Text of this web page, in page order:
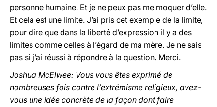
personne humaine. Et je ne peux pas me moquer d’elle.
Et cela est une limite. J’ai pris cet exemple de la limite,
pour dire que dans la liberté d’expression il y a des
limites comme celles à l’égard de ma mère. Je ne sais
pas si j’ai réussi à répondre à la question. Merci.
Joshua McElwee: Vous vous êtes exprimé de
nombreuses fois contre l’extrémisme religieux, avez-
vous une idée concrète de la façon dont faire